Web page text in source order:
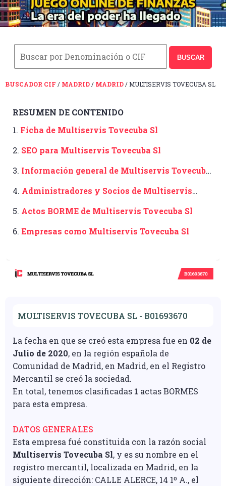
BUSCAR
BUSCADOR CIF / MADRID/ MADRID/ MULTISERVIS TOVECUBA SL
RESUMEN DE CONTENIDO
1. Ficha de Multiservis Tovecuba Sl
2. SEO para Multiservis Tovecuba Sl
3. Información general de Multiservis Tovecuba
4. Administradores y Socios de Multiservis
5. Actos BORME de Multiservis Tovecuba Sl
6. Empresas como Multiservis Tovecuba Sl
MULTISERVIS TOVECUBA SL - B01693670
La fecha en que se creó esta empresa fue en 02 de
Julio de 2020, en la región española de
Comunidad de Madrid, en Madrid, en el Registro
Mercantil se creó la sociedad.
En total, tenemos clasificadas 1 actas BORMES
para esta empresa.
DATOS GENERALES
Esta empresa fué constituida con la razón social
Multiservis Tovecuba Sl, y es su nombre en el
registro mercantil, localizada en Madrid, en la
siguiente dirección: CALLE ALERCE, 14 1º A., el